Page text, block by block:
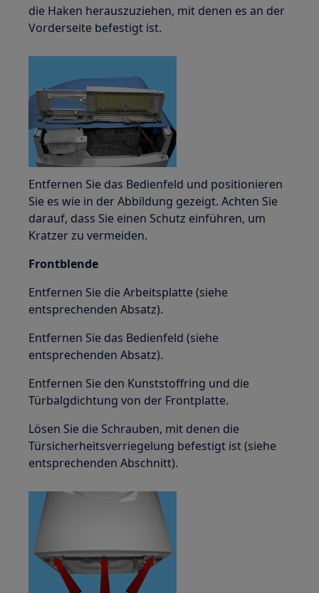
die Haken herauszuziehen, mit denen es an der
Vorderseite befestigt ist.
Entfernen Sie das Bedienfeld und positionieren
Sie es wie in der Abbildung gezeigt. Achten Sie
darauf, dass Sie einen Schutz einführen, um
Kratzer zu vermeiden.
Frontblende
Entfernen Sie die Arbeitsplatte (siehe
entsprechenden Absatz).
Entfernen Sie das Bedienfeld (siehe
entsprechenden Absatz).
Entfernen Sie den Kunststoffring und die
Türbalgdichtung von der Frontplatte.
Lösen Sie die Schrauben, mit denen die
Türsicherheitsverriegelung befestigt ist (siehe
entsprechenden Abschnitt).